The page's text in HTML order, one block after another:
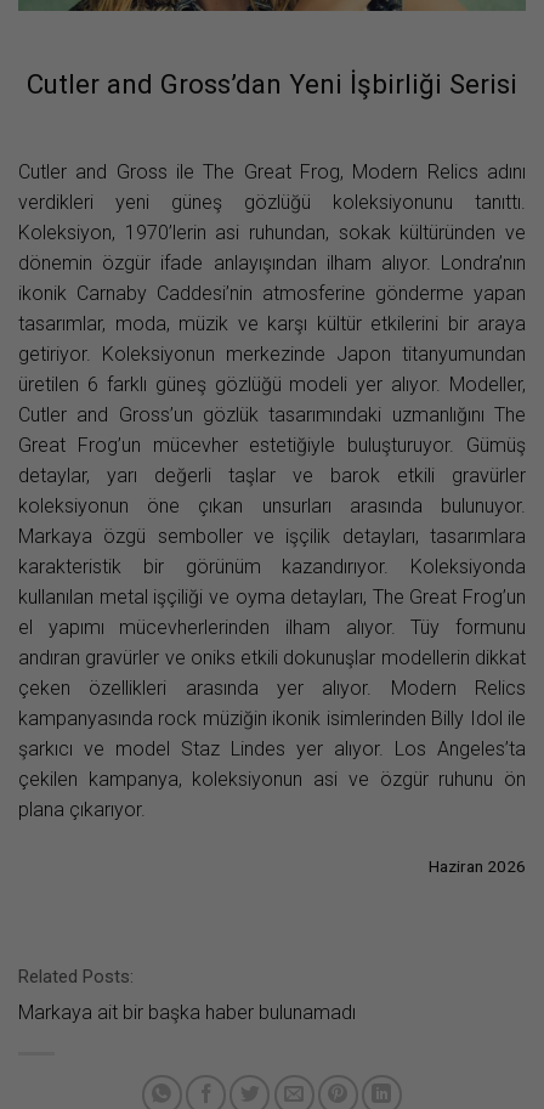
Cutler and Gross’dan Yeni İşbirliği Serisi
Cutler and Gross ile The Great Frog, Modern Relics adını
verdikleri yeni güneş gözlüğü koleksiyonunu tanıttı.
Koleksiyon, 1970’lerin asi ruhundan, sokak kültüründen ve
dönemin özgür ifade anlayışından ilham alıyor. Londra’nın
ikonik Carnaby Caddesi’nin atmosferine gönderme yapan
tasarımlar, moda, müzik ve karşı kültür etkilerini bir araya
getiriyor. Koleksiyonun merkezinde Japon titanyumundan
üretilen 6 farklı güneş gözlüğü modeli yer alıyor. Modeller,
Cutler and Gross’un gözlük tasarımındaki uzmanlığını The
Great Frog’un mücevher estetiğiyle buluşturuyor. Gümüş
detaylar, yarı değerli taşlar ve barok etkili gravürler
koleksiyonun öne çıkan unsurları arasında bulunuyor.
Markaya özgü semboller ve işçilik detayları, tasarımlara
karakteristik bir görünüm kazandırıyor. Koleksiyonda
kullanılan metal işçiliği ve oyma detayları, The Great Frog’un
el yapımı mücevherlerinden ilham alıyor. Tüy formunu
andıran gravürler ve oniks etkili dokunuşlar modellerin dikkat
çeken özellikleri arasında yer alıyor. Modern Relics
kampanyasında rock müziğin ikonik isimlerinden Billy Idol ile
şarkıcı ve model Staz Lindes yer alıyor. Los Angeles’ta
çekilen kampanya, koleksiyonun asi ve özgür ruhunu ön
plana çıkarıyor.
Haziran 2026
Related Posts:
Markaya ait bir başka haber bulunamadı